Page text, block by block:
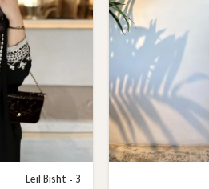
Leil Bisht – 3